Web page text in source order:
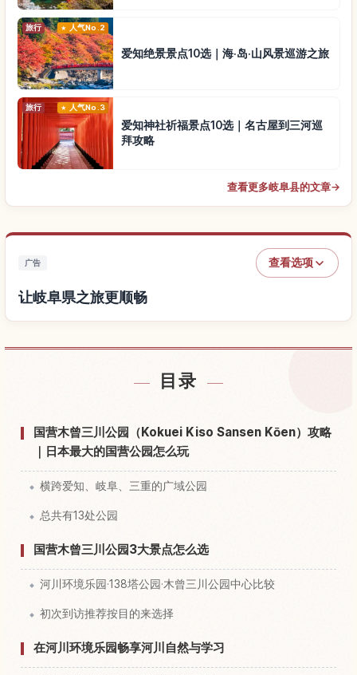
旅行 人气No.2
爱知绝景景点10选｜海·岛·山风景巡游之旅
旅行 人气No.3
爱知神社祈福景点10选｜名古屋到三河巡
拜攻略
查看更多岐阜县的文章→
广告 查看选项
让岐阜県之旅更顺畅
目录
国营木曾三川公园（Kokuei Kiso Sansen Kōen）攻略
｜日本最大的国营公园怎么玩
横跨爱知、岐阜、三重的广域公园
总共有13处公园
国营木曾三川公园3大景点怎么选
河川环境乐园·138塔公园·木曾三川公园中心比较
初次到访推荐按目的来选择
在河川环境乐园畅享河川自然与学习